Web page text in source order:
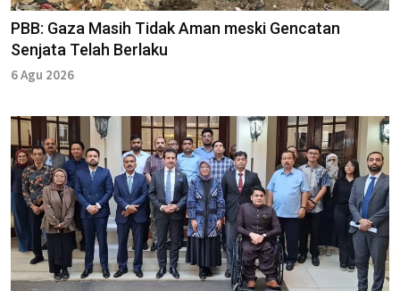
PBB: Gaza Masih Tidak Aman meski Gencatan
Senjata Telah Berlaku
6 Agu 2026